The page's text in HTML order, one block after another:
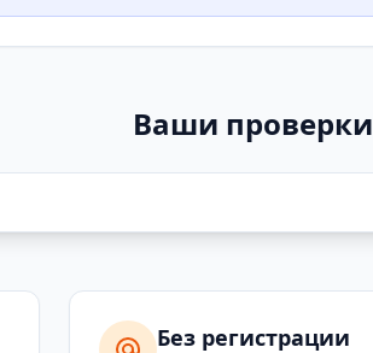
Ваши проверки
Без регистрации